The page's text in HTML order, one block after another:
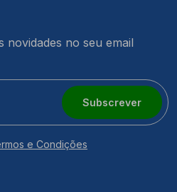
novidades no seu email
Subscrever
e Condições